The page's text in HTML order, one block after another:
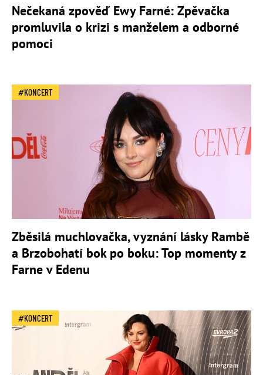
Nečekaná zpověď Ewy Farné: Zpěvačka
promluvila o krizi s manželem a odborné
pomoci
KONCERT
Zběsilá muchlovačka, vyznání lásky Rambě
a Brzobohatí bok po boku: Top momenty z
Farne v Edenu
KONCERT